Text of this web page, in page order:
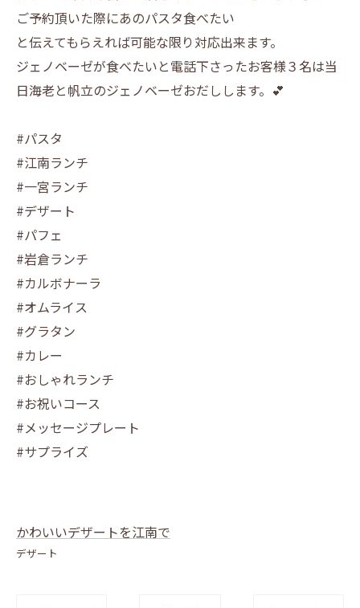
ご予約頂いた際にあのパスタ食べたい
と伝えてもらえれば可能な限り対応出来ます。
ジェノベーゼが食べたいと電話下さったお客様３名は当
日海老と帆立のジェノベーゼおだしします。💕
#パスタ
#江南ランチ
#一宮ランチ
#デザート
#パフェ
#岩倉ランチ
#カルボナーラ
#オムライス
#グラタン
#カレー
#おしゃれランチ
#お祝いコース
#メッセージプレート
#サプライズ
かわいいデザートを江南で
デザート